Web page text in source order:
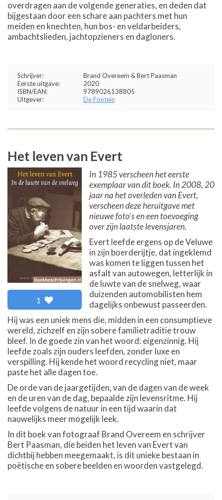
overdragen aan de volgende generaties, en deden dat
bijgestaan door een schare aan pachters met hun
meiden en knechten, hun bos- en veldarbeiders,
ambachtslieden, jachtopzieners en dagloners.
Schrijver:
Brand Overeem & Bert Paasman
Eerste uitgave:
2020
ISBN/EAN:
9789026138805
Uitgever:
De Fontein
Het leven van Evert
1
In 1985 verscheen het eerste
exemplaar van dit boek. In 2008, 20
jaar na het overleden van Evert,
verscheen deze heruitgave met
nieuwe foto's en een toevoeging
over zijn laatste levensjaren.
Evert leefde ergens op de Veluwe
in zijn boerderijtje, dat ingeklemd
was komen te liggen tussen het
asfalt van autowegen, letterlijk in
de luwte van de snelweg, waar
duizenden automobilisten hem
dagelijks onbewust passeerden.
Hij was een uniek mens die, midden in een consumptieve
wereld, zichzelf en zijn sobere familietraditie trouw
bleef. In de goede zin van het woord: eigenzinnig. Hij
leefde zoals zijn ouders leefden, zonder luxe en
verspilling. Hij kende het woord recycling niet, maar
paste het alle dagen toe.
De orde van de jaargetijden, van de dagen van de week
en de uren van de dag, bepaalde zijn levensritme. Hij
leefde volgens de natuur in een tijd waarin dat
nauwelijks meer mogelijk leek.
In dit boek van fotograaf Brand Overeem en schrijver
Bert Paasman, die beiden het leven van Evert van
dichtbij hebben meegemaakt, is dit unieke bestaan in
poëtische en sobere beelden en woorden vastgelegd.